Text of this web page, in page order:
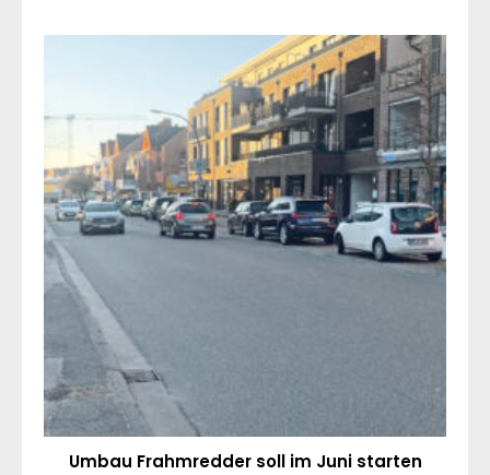
Umbau Frahmredder soll im Juni starten